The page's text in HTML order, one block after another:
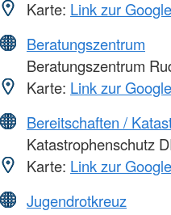
Karte: Link zur
Beratungszentrum
Beratungszentrum
Karte: Link zur
Bereitschaften /
Katastrophenschutz
Karte: Link zur
Jugendrotkreuz